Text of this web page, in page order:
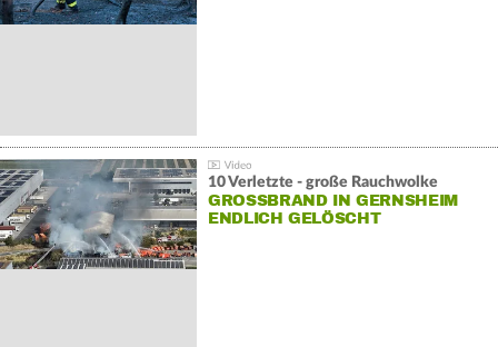
10 Verletzte - große Rauchwolke
GROSSBRAND IN GERNSHEIM E
NDLICH GELÖSCHT